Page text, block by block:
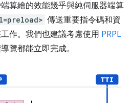
端算繪的效能幾乎與純伺服器端算
傳送重要指令碼和資
作。我們也建議考慮使用 PRPL
覽都能立即完成。